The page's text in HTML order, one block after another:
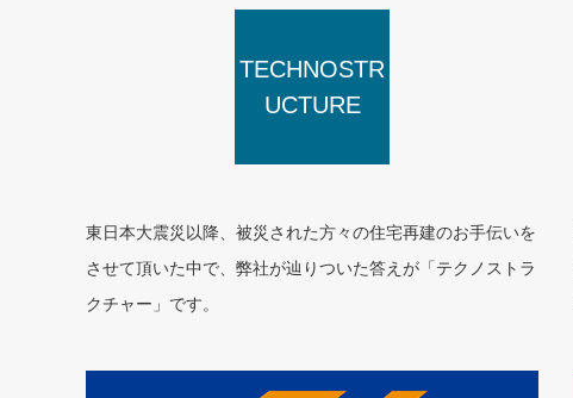
TECHNOSTR
UCTURE
東日本大震災以降、被災された方々の住宅再建のお手伝いを
させて頂いた中で、弊社が辿りついた答えが「テクノストラ
クチャー」です。